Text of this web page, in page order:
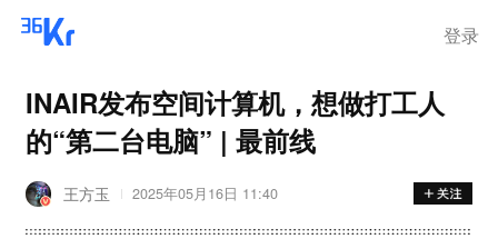
登录
INAIR发布空间计算机，想做打工人
的“第二台电脑” | 最前线
王方玉 2025年05月16日 11:40